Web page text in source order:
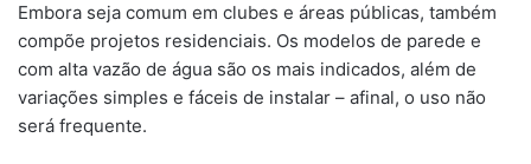
Embora seja comum em clubes e áreas públicas, também
compõe projetos residenciais. Os modelos de parede e
com alta vazão de água são os mais indicados, além de
variações simples e fáceis de instalar – afinal, o uso não
será frequente.